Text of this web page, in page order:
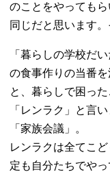
のことをやっても
同じだと思います
「暮らしの学校だ
の食事作りの当番
と、暮らしで困っ
「レンラク」と言
「家族会議」。
レンラクは全てこ
定も自分たちでや